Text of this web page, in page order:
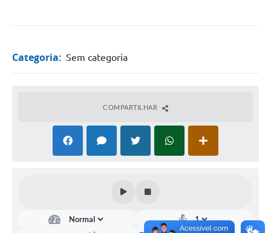
Licitações anteriores
Estatuto dos Servidores Municipais
PLANO MUNICIPAL DE ASSISTÊNCIA SOCIAL
Categoria: Sem categoria
COMPARTILHAR